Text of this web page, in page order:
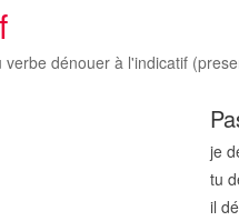
verbe dénouer à l'indicatif
je
tu
il